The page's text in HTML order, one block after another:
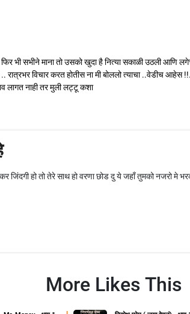
भी सभीने माना तो उसको खुदा है नित्या सकाळी उठली
विचार करत होतीस ना मी बोललो त्याचा ..वेडीच आहेस
लागत नाही तर मुली लट्टू कशा
हो तो तेरे साथ हो वरणा छोड दु ये जहाँ तुमको नजरो मे
More Likes This